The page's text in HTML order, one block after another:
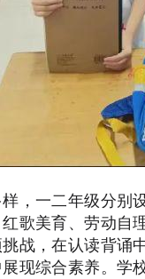
，一二年级分别
歌美育、劳动自
战，在认读背诵
现综合素养。学